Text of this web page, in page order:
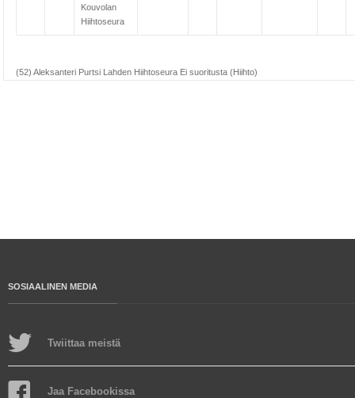
Kouvolan
Hiihtoseura
(52) Aleksanteri Purtsi Lahden Hiihtoseura Ei suoritusta (Hiihto)
SOSIAALINEN MEDIA
Twiittaa meistä
Jaa Facebookissa